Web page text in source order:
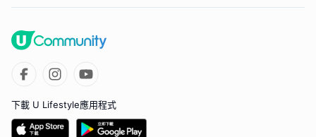
下載 U Lifestyle應用程式